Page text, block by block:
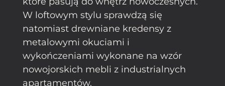
W loftowym stylu sprawdzą się
natomiast drewniane kredensy z
metalowymi okuciami i
wykończeniami wykonane na wzór
nowojorskich mebli z industrialnych
apartamentów.